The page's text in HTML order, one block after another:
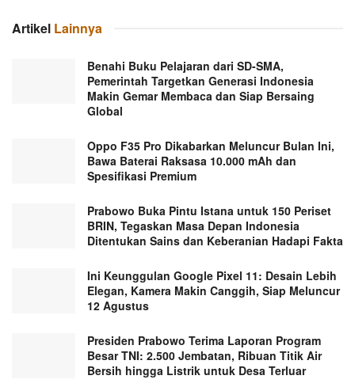
Artikel Lainnya
Benahi Buku Pelajaran dari SD-SMA,
Pemerintah Targetkan Generasi Indonesia
Makin Gemar Membaca dan Siap Bersaing
Global
Oppo F35 Pro Dikabarkan Meluncur Bulan Ini,
Bawa Baterai Raksasa 10.000 mAh dan
Spesifikasi Premium
Prabowo Buka Pintu Istana untuk 150 Periset
BRIN, Tegaskan Masa Depan Indonesia
Ditentukan Sains dan Keberanian Hadapi Fakta
Ini Keunggulan Google Pixel 11: Desain Lebih
Elegan, Kamera Makin Canggih, Siap Meluncur
12 Agustus
Presiden Prabowo Terima Laporan Program
Besar TNI: 2.500 Jembatan, Ribuan Titik Air
Bersih hingga Listrik untuk Desa Terluar